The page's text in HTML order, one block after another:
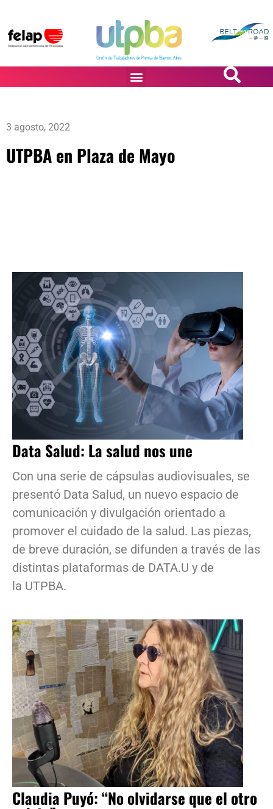
3 agosto, 2022
UTPBA en Plaza de Mayo
Data Salud: La salud nos une
Con una serie de cápsulas audiovisuales, se
presentó Data Salud, un nuevo espacio de
comunicación y divulgación orientado a
promover el cuidado de la salud. Las piezas,
de breve duración, se difunden a través de las
distintas plataformas de DATA.U y de
la UTPBA.
Claudia Puyó: “No olvidarse que el otro